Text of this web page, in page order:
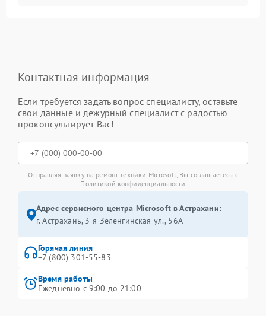
Контактная информация
Если требуется задать вопрос специалисту, оставьте
свои данные и дежурный специалист с радостью
проконсультирует Вас!
Отправляя заявку на ремонт техники Microsoft, Вы соглашаетесь с
Политикой конфиденциальности
Адрес сервисного центра Microsoft в Астрахани:
г. Астрахань, 3-я Зеленгинская ул., 56А
Горячая линия
+7 (800) 301-55-83
Время работы
Ежедневно с 9:00 до 21:00